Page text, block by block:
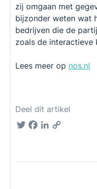
zij omgaan met
bijzonder weten wat
bedrijven die de
zoals de interactieve
Lees meer op nos.nl
Deel dit artikel
TwitterFacebook
LinkedIn